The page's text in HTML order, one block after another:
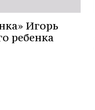
Игорь
ребенка